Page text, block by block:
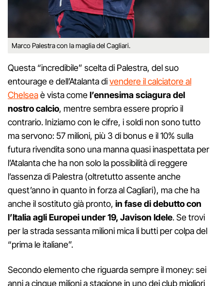
Marco Palestra con la maglia del Cagliari.
Questa “incredibile” scelta di Palestra, del suo
entourage e dell’Atalanta divendere il calciatore al
Chelseaè vista comel’ennesima sciagura del
nostro calcio, mentre sembra essere proprio il
contrario. Iniziamo con le cifre, i soldi non sono tutto
ma servono: 57 milioni, più 3 di bonus e il 10% sulla
futura rivendita sono una manna quasi inaspettata per
l’Atalanta che ha non solo la possibilità di reggere
l’assenza di Palestra (oltretutto assente anche
quest’anno in quanto in forza al Cagliari), ma che ha
anche il sostituto già pronto, in fase di debutto con
l’Italia agli Europei under 19, Javison Idele. Se trovi
per la strada sessanta milioni mica li butti per colpa del
“prima le italiane”.
Secondo elemento che riguarda sempre il money: sei
anni a cinque milioni a stagione in uno dei club migliori